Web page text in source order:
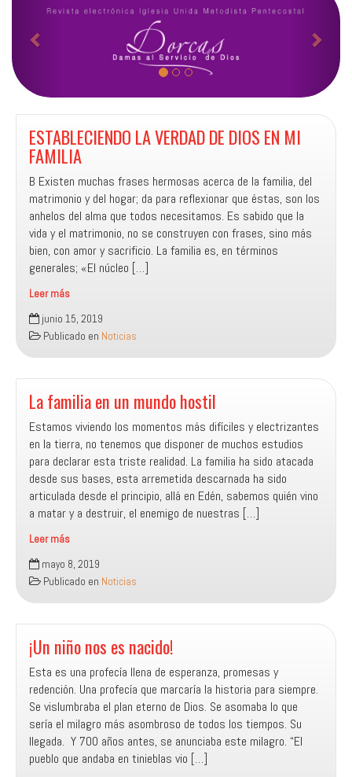
t
i
r
g
e
ESTABLECIENDO LA VERDAD DE DIOS EN MI
FAMILIA
B Existen muchas frases hermosas acerca de la familia, del
matrimonio y del hogar; da para reflexionar que éstas, son los
anhelos del alma que todos necesitamos. Es sabido que la
vida y el matrimonio, no se construyen con frases, sino más
bien, con amor y sacrificio. La familia es, en términos
generales; «El núcleo […]
Leer más
ESTABLECIENDO
LA
VERDAD
DE
DIOS
EN
MI
FAMILIA
junio 15, 2019
Publicado en Noticias
La familia en un mundo hostil
Estamos viviendo los momentos más difíciles y electrizantes
en la tierra, no tenemos que disponer de muchos estudios
para declarar esta triste realidad. La familia ha sido atacada
desde sus bases, esta arremetida descarnada ha sido
articulada desde el principio, allá en Edén, sabemos quién vino
a matar y a destruir, el enemigo de nuestras […]
Leer más
La
familia
en
un
mundo
hostil
mayo 8, 2019
Publicado en Noticias
¡Un niño nos es nacido!
Esta es una profecía llena de esperanza, promesas y
redención. Una profecía que marcaría la historia para siempre.
Se vislumbraba el plan eterno de Dios. Se asomaba lo que
sería el milagro más asombroso de todos los tiempos. Su
llegada. Y 700 años antes, se anunciaba este milagro. “El
pueblo que andaba en tinieblas vio […]